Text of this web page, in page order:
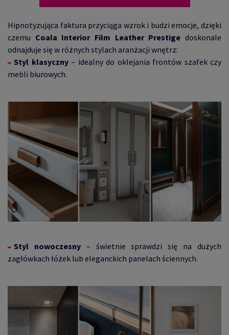
Hipnotyzująca faktura przyciąga wzrok i budzi emocje, dzięki
czemu Coala Interior Film Leather Prestige doskonale
odnajduje się w różnych stylach aranżacji wnętrz:
Styl klasyczny– idealny do oklejania frontów szafek czy
mebli biurowych.
Styl nowoczesny– świetnie sprawdzi się na dużych
zagłówkach łóżek lub eleganckich panelach ściennych.